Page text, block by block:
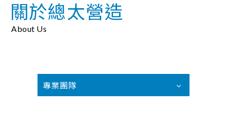
關於總太營造
About Us
專業團隊